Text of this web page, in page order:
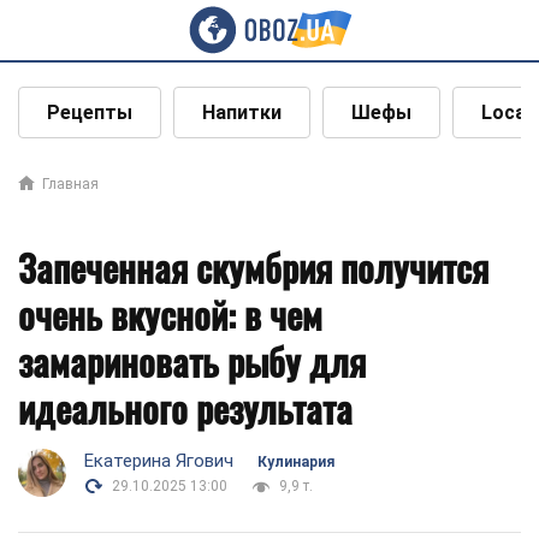
Рецепты Напитки Шефы Local
Главная
Запеченная скумбрия получится
очень вкусной: в чем
замариновать рыбу для
идеального результата
Екатерина Ягович
Кулинария
29.10.2025 13:00
9,9 т.